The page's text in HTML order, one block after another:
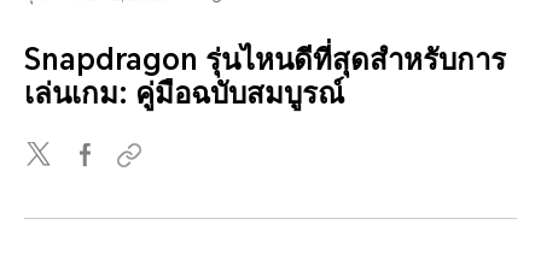
Snapdragon รุ่นไหนดีที่สุดสำหรับการ
เล่นเกม: คู่มือฉบับสมบูรณ์